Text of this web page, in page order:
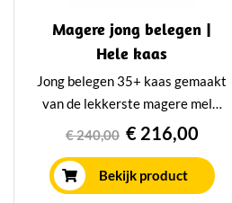
Magere jong belegen |
Hele kaas
Jong belegen 35+ kaas gemaakt
van de lekkerste magere melk.
Dit pracht exemplaar van 14
gerijpt in ons eigen rijpingshuis
op traditionele wijze.
€ 240,00 € 216,00
Bekijk product